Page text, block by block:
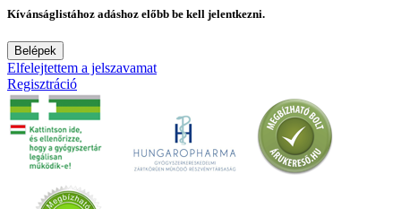
Kívánságlistához adáshoz előbb be kell jelentkezni.
Belépek
Elfelejtettem a jelszavamat
Regisztráció